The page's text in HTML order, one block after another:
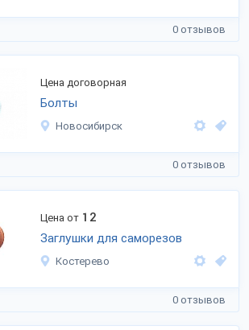
0 отзывов
Цена договорная
Болты
Новосибирск
0 отзывов
Цена от 12
Заглушки для саморезов
Костерево
0 отзывов